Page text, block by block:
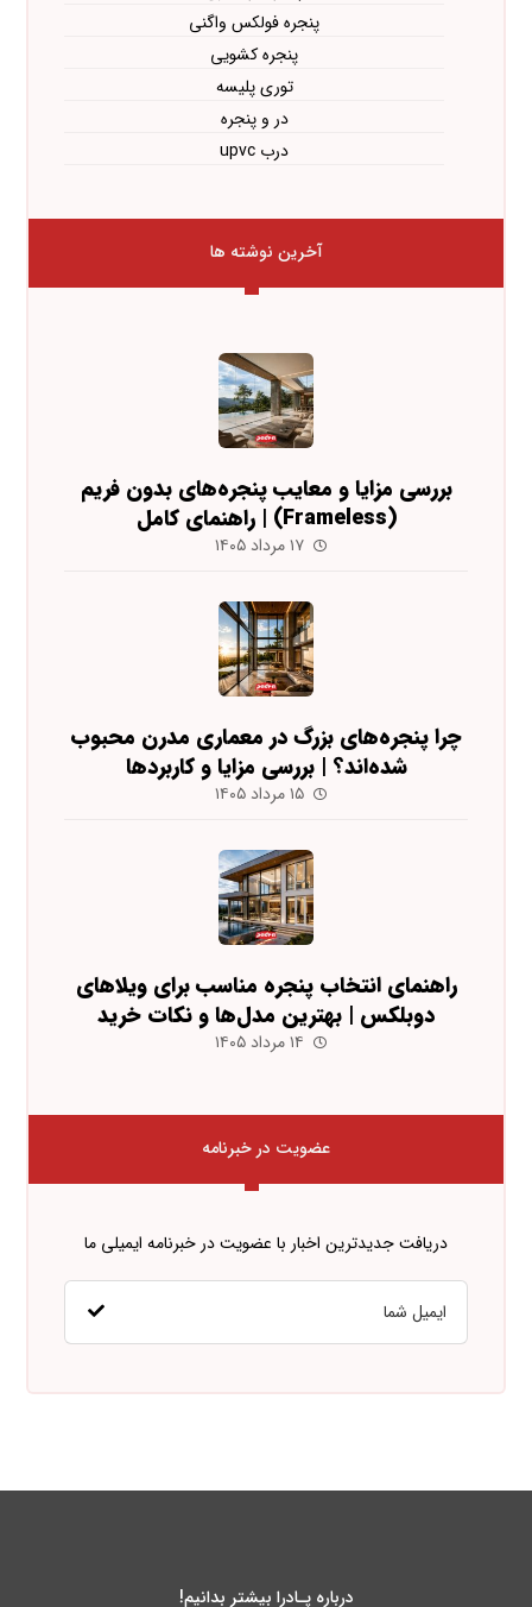
پنجره فولکس واگنی
پنجره کشویی
توری پلیسه
در و پنجره
درب upvc
آخرین نوشته ها
بررسی مزایا و معایب پنجره‌های بدون فریم
(Frameless) | راهنمای کامل
۱۷ مرداد ۱۴۰۵
چرا پنجره‌های بزرگ در معماری مدرن محبوب
شده‌اند؟ | بررسی مزایا و کاربردها
۱۵ مرداد ۱۴۰۵
راهنمای انتخاب پنجره مناسب برای ویلاهای
دوبلکس | بهترین مدل‌ها و نکات خرید
۱۴ مرداد ۱۴۰۵
عضویت در خبرنامه
دریافت جدیدترین اخبار با عضویت در خبرنامه ایمیلی ما
درباره پـادرا بیشتر بدانیم!